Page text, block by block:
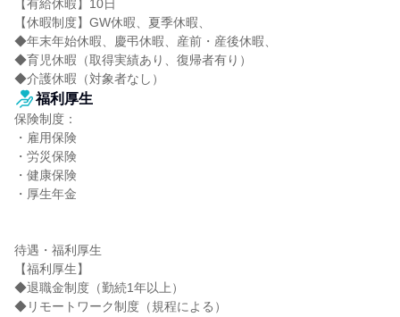
【有給休暇】10日
【休暇制度】GW休暇、夏季休暇、
◆年末年始休暇、慶弔休暇、産前・産後休暇、
◆育児休暇（取得実績あり、復帰者有り）
◆介護休暇（対象者なし）
福利厚生
保険制度：
・雇用保険
・労災保険
・健康保険
・厚生年金
待遇・福利厚生
【福利厚生】
◆退職金制度（勤続1年以上）
◆リモートワーク制度（規程による）